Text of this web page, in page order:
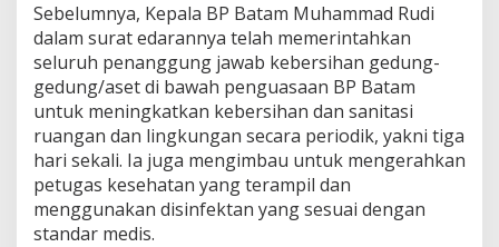
Sebelumnya, Kepala BP Batam Muhammad Rudi
dalam surat edarannya telah memerintahkan
seluruh penanggung jawab kebersihan gedung-
gedung/aset di bawah penguasaan BP Batam
untuk meningkatkan kebersihan dan sanitasi
ruangan dan lingkungan secara periodik, yakni tiga
hari sekali. Ia juga mengimbau untuk mengerahkan
petugas kesehatan yang terampil dan
menggunakan disinfektan yang sesuai dengan
standar medis.